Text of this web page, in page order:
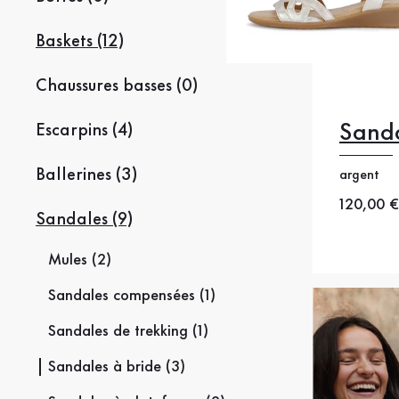
Baskets (12)
Chaussures basses (0)
Escarpins (4)
Ballerines (3)
Sandales (9)
Mules (2)
Sandales compensées (1)
Sandales de trekking (1)
Sandales à bride (3)
argent
Nouveau
120,00 €